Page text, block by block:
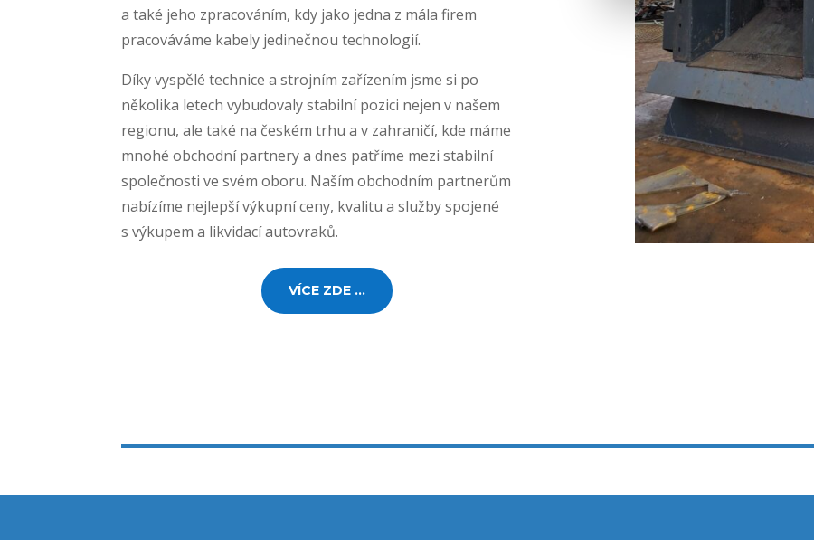
a také jeho zpracováním, kdy jako jedna z mála firem
pracováváme kabely jedinečnou technologií.
Díky vyspělé technice a strojním zařízením jsme si po
několika letech vybudovaly stabilní pozici nejen v našem
regionu, ale také na českém trhu a v zahraničí, kde máme
mnohé obchodní partnery a dnes patříme mezi stabilní
společnosti ve svém oboru. Naším obchodním partnerům
nabízíme nejlepší výkupní ceny, kvalitu a služby spojené
s výkupem a likvidací autovraků.
VÍCE ZDE ...